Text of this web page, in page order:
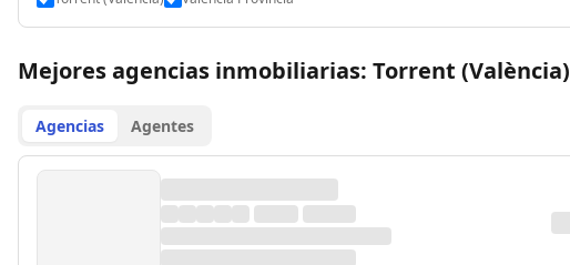
Mejores agencias inmobiliarias: Torrent (València)
Agencias Agentes